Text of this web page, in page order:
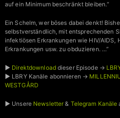
auf ein Minimum beschränkt bleiben.“
Ein Schelm, wer böses dabei denkt!
selbstverständlich, mit entsprechenden
infektiösen Erkrankungen wie HIV/AIDS,
Erkrankungen usw. zu obduzieren. …”
► Direktdownloaddieser Episode →
► LBRY Kanäle abonnieren →
WESTGÅRD
► Unsere Newsletter & Telegram Kanäle